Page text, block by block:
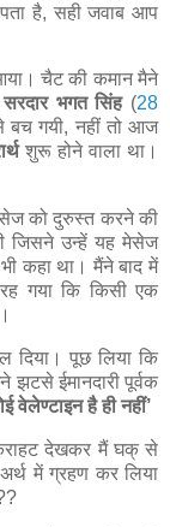
है, सही जवाब आप
चैट की कमान मैने
सरदार भगत सिंह(28
बच गयी, नहीं तो आज
शुरू होने वाला था।
को दुरुस्त करने की
जिसने उन्हें यह मेसेज
कहा था। मैंने बाद में
गया कि किसी एक
दिया। पूछ लिया कि
झटसे ईमानदारी पूर्वक
वेलेण्टाइन है ही नहीं’
देखकर मैं घक्‌ से
में ग्रहण कर लिया